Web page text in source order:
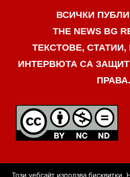
ВСИЧКИ
THE NEWS BG
ТЕКСТОВЕ,
ИНТЕРВЮТА СА
ПРАВА.
Този уебсайт използва бисквитки.